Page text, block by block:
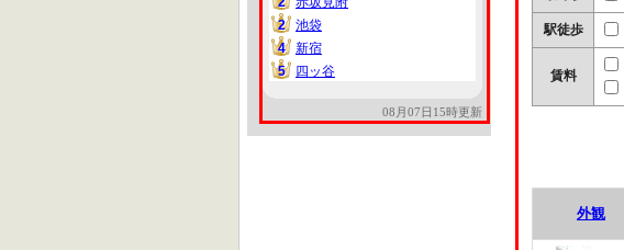
2
2
2
池袋
4
4
新宿
5
5 四ッ谷
08月07日15時更新
駅徒歩
賃料
外観